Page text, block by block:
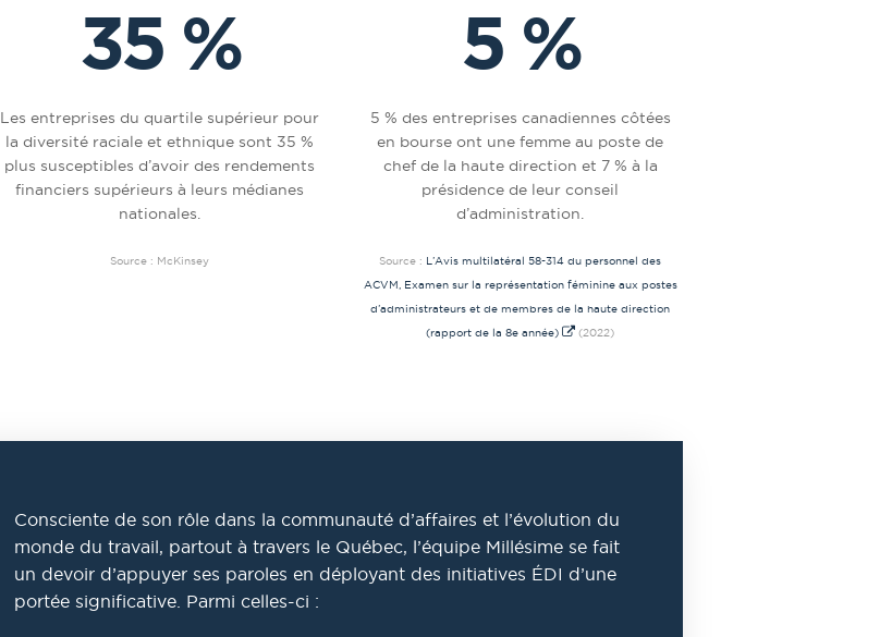
35 %
Les entreprises du quartile supérieur pour
la diversité raciale et ethnique sont 35 %
plus susceptibles d’avoir des rendements
financiers supérieurs à leurs médianes
nationales.
Source : McKinsey
5 %
5 % des entreprises canadiennes côtées
en bourse ont une femme au poste de
chef de la haute direction et 7 % à la
présidence de leur conseil
d’administration.
Source : L’Avis multilatéral 58-314 du personnel des
ACVM, Examen sur la représentation féminine aux postes
d’administrateurs et de membres de la haute direction
(rapport de la 8e année)
(2022)
Consciente de son rôle dans la communauté d’affaires et l’évolution du
monde du travail, partout à travers le Québec, l’équipe Millésime se fait
un devoir d’appuyer ses paroles en déployant des initiatives ÉDI d’une
portée significative. Parmi celles-ci :